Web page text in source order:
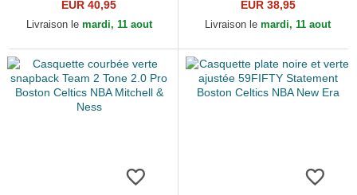
Frame Precurved Hardwood
Classics Boston...
EUR 40,95
Livraison le mardi, 11 aout
Frame Classic Boston
Celtics NBA New Era
EUR 38,95
Livraison le mardi, 11 aout